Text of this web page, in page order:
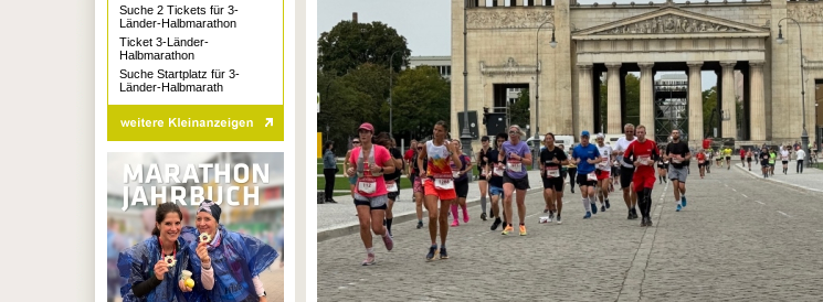
Suche 2 Tickets für 3-
Länder-Halbmarathon
Ticket 3-Länder-
Halbmarathon
Suche Startplatz für 3-
Länder-Halbmarath